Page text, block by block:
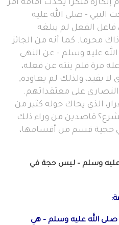
منكرا يحدث أمامه أمر
النبي - صلى الله عليه
فاعل الفعل لم يبلغه
محرما. كما أنه من الجائز
عليه وسلم - عن النهي
مرة فلم ينته عن فعله،
لا يفيد، ولذلك لم يعاوده,
على معتقداتهم.
الذي يحاك حوله كثير من
قاصدين من وراء ذلك
حجية قسم من أقسامها،
عليه وسلم – ليس حجة في
صلى الله عليه وسلم – هي